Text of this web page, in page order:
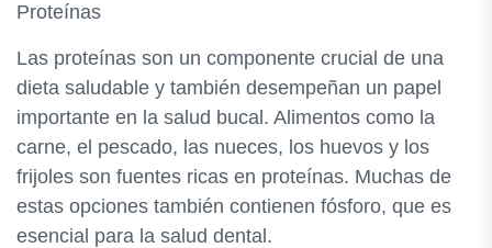
Proteínas
Las proteínas son un componente crucial de una
dieta saludable y también desempeñan un papel
importante en la salud bucal. Alimentos como la
carne, el pescado, las nueces, los huevos y los
frijoles son fuentes ricas en proteínas. Muchas de
estas opciones también contienen fósforo, que es
esencial para la salud dental.